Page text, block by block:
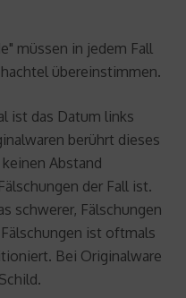
müssen in jedem Fall
übereinstimmen.
ist das Datum links
berührt dieses
Abstand
der Fall ist.
schwerer, Fälschungen
ist oftmals
Bei Originalware